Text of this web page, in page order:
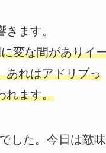
ます。
変な間がありイ
あれはアドリブっ
れます。
した。今日は敵味